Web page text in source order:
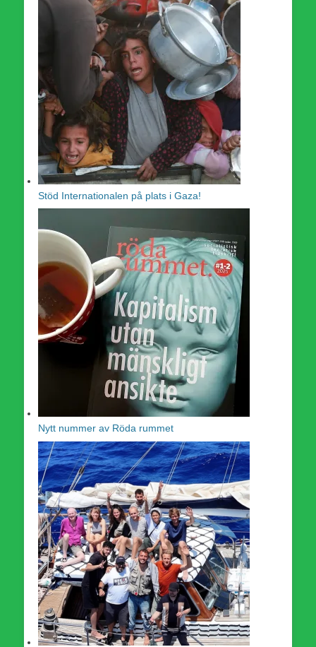
Stöd Internationalen på plats i Gaza!
Nytt nummer av Röda rummet